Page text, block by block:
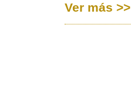
Ver más >>